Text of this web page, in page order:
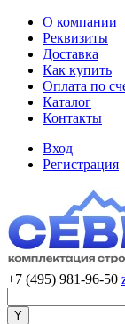
О компании
Реквизиты
Доставка
Как купить
Оплата по
Каталог
Контакты
Вход
Регистрация
+7 (495) 981-96-50